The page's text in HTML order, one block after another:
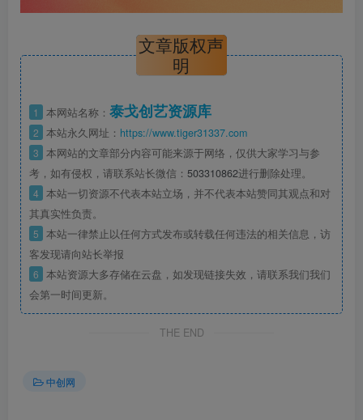
文章版权声
明
1 本网站名称： 泰戈创艺资源库
2 本站永久网址： https://www.tiger31337.com
3 本网站的文章部分内容可能来源于网络，仅供大家学习与参
考，如有侵权，请联系站长微信： 503310862进行删除处理。
4 本站一切资源不代表本站立场，并不代表本站赞同其观点和对
其真实性负责。
5 本站一律禁止以任何方式发布或转载任何违法的相关信息，访
客发现请向站长举报
6 本站资源大多存储在云盘，如发现链接失效，请联系我们我们
会第一时间更新。
THE END
中创网